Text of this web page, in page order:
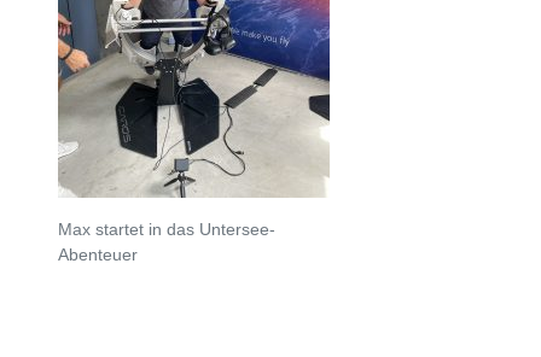
Max startet in das Untersee-
Abenteuer